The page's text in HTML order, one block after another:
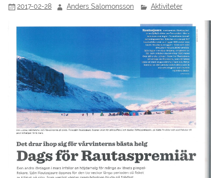
2017-02-28 Anders Salomonsson Aktiviteter